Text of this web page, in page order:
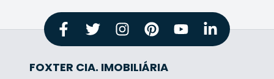
FOXTER CIA. IMOBILIÁRIA